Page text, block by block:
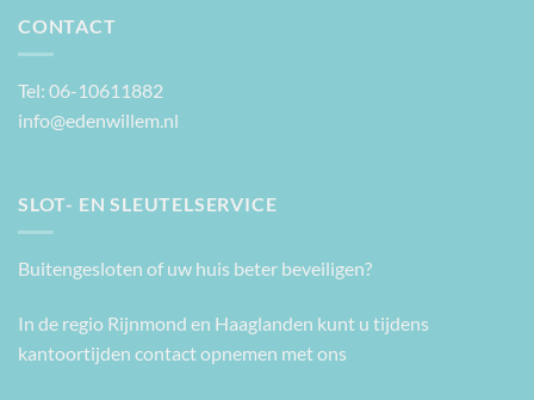
CONTACT
Tel: 06-10611882
info@edenwillem.nl
SLOT- EN SLEUTELSERVICE
Buitengesloten of uw huis beter beveiligen?
In de regio Rijnmond en Haaglanden kunt u tijdens
kantoortijden contact opnemen met ons